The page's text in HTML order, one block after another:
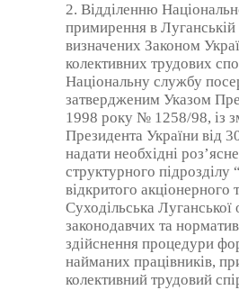
2. Відділенню
примирення в
визначених Законом
колективних трудових
Національну службу
затвердженим Указом
1998 року № 1258/98, із
Президента України від
надати необхідні
структурного
відкритого акціонерного
Суходільська Луганської
законодавчих та
здійснення процедури
найманих працівників,
колективний трудовий